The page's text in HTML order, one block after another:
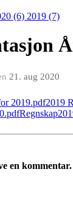
(6) 2019 (7)
21. aug 2020
2019.pdf2019
en kommentar.